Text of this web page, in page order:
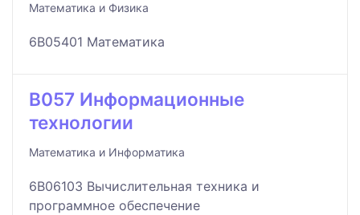
Математика и Физика
6B05401 Математика
B057 Информационные
технологии
Математика и Информатика
6B06103 Вычислительная техника и
программное обеспечение